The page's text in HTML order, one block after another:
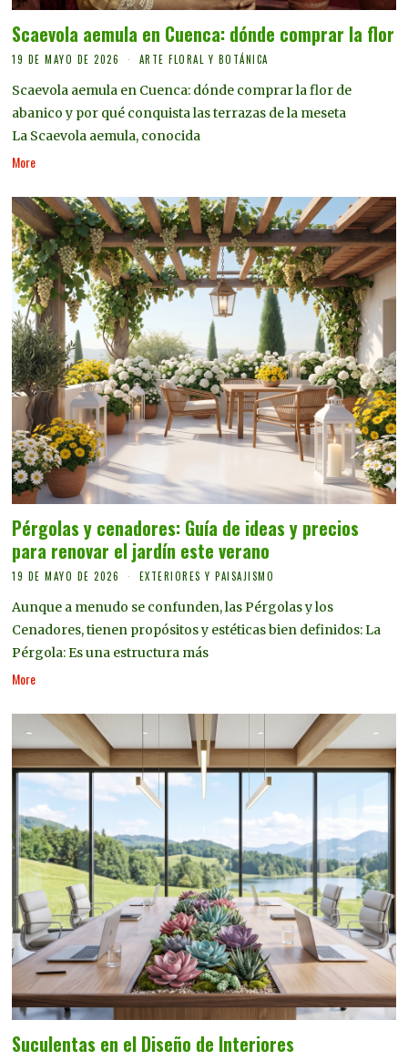
Scaevola aemula en Cuenca: dónde comprar la flor
19 DE MAYO DE 2026 ARTE FLORAL Y BOTÁNICA
Scaevola aemula en Cuenca: dónde comprar la flor de
abanico y por qué conquista las terrazas de la meseta
La Scaevola aemula, conocida
More
Pérgolas y cenadores: Guía de ideas y precios
para renovar el jardín este verano
19 DE MAYO DE 2026 EXTERIORES Y PAISAJISMO
Aunque a menudo se confunden, las Pérgolas y los
Cenadores, tienen propósitos y estéticas bien definidos: La
Pérgola: Es una estructura más
More
Suculentas en el Diseño de Interiores